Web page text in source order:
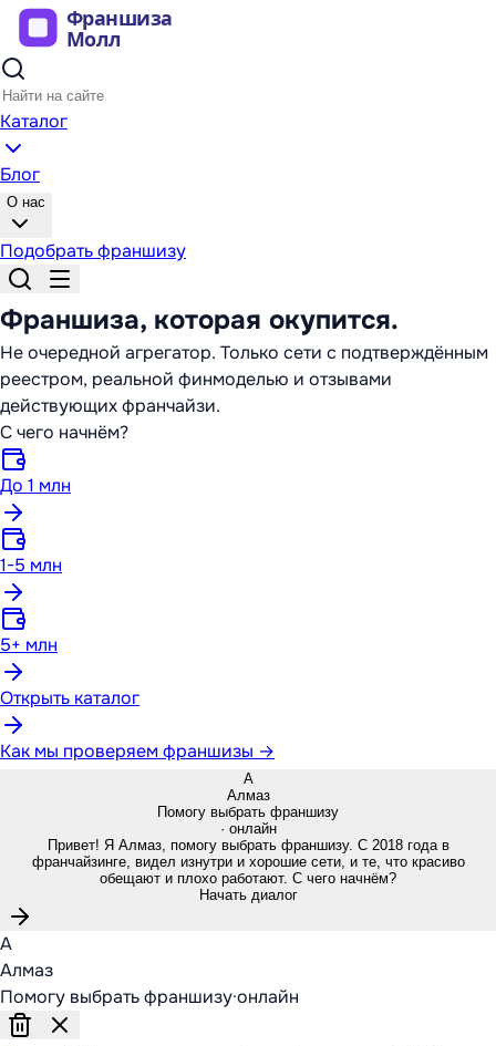
Каталог
Блог
О нас
Подобрать франшизу
Франшиза, которая окупится.
Не очередной агрегатор. Только сети с подтверждённым
реестром, реальной финмоделью и отзывами
действующих франчайзи.
С чего начнём?
До 1 млн
1-5 млн
5+ млн
Открыть каталог
Как мы проверяем франшизы →
А
Алмаз
Помогу выбрать франшизу
· онлайн
Привет! Я Алмаз, помогу выбрать франшизу. С 2018 года в
франчайзинге, видел изнутри и хорошие сети, и те, что красиво
обещают и плохо работают. С чего начнём?
Начать диалог
А
Алмаз
Помогу выбрать франшизу·онлайн